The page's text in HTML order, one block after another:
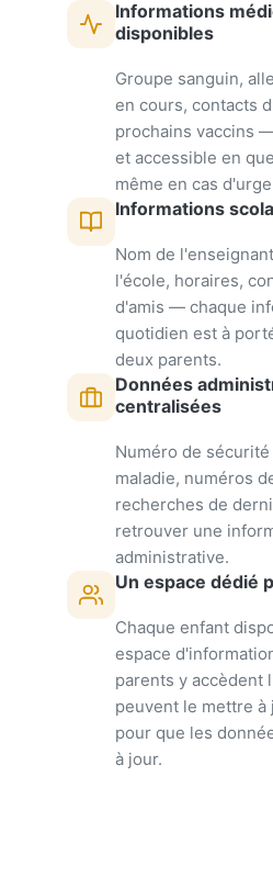
Informations
disponibles
Groupe sanguin,
en cours, contacts
prochains vaccins
et accessible en
même en cas
Informations
Nom de
l'école, horaires,
d'amis — chaque
quotidien est à
deux parents.
Données
centralisées
Numéro de
maladie, numéros
recherches de
retrouver une
administrative.
Un espace dédié
Chaque enfant
espace
parents y accèdent
peuvent le mettre
pour que les
à jour.